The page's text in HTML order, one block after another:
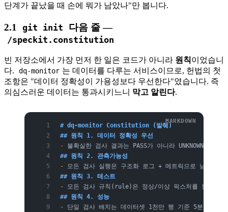
단계가 끝났을 때 손에 뭐가 남았나"만 봅니다.
2.1 git init 다음 줄 —
/speckit.constitution
빈 저장소에서 가장 먼저 한 일은 코드가 아니라 원칙이었습니
다.
dq-monitor 는 데이터를 다루는 서비스이므로, 헌법의 첫
조항은 "데이터 정확성이 가용성보다 우선한다"였습니다. 즉
의심스러운 데이터는 통과시키느니 막고 알린다.
# dq-monitor Constitution (발췌)
## 원칙 1. 데이터 정확성 우선
- 불확실한 검사 결과는 PASS가 아니라 UNKNOWN으로
## 원칙 2. 관측가능성
- 모든 검사 실행은 구조화 로그 + 메트릭으로 남긴다.
## 원칙 3. 테스트
- 모든 검사 규칙(rule)은 정상/이상 픽스처를 동반한
## 원칙 4. 성능
- 단일 검사 배치는 데이터셋 1천만 행 기준 5분 내.